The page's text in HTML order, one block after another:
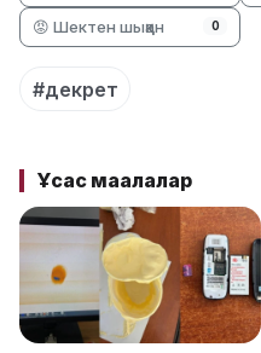
😡 Шектен шыққан 0
#декрет
Ұқсас мақалалар